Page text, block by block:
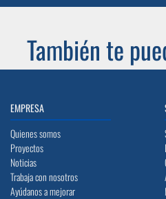
También te
EMPRESA
Quienes somos
Proyectos
Noticias
Trabaja con nosotros
Ayúdanos a mejorar